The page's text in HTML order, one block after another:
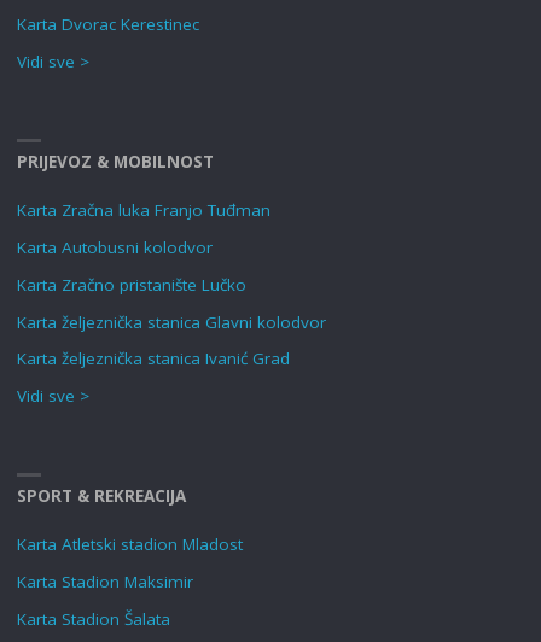
Karta Dvorac Kerestinec
Vidi sve >
PRIJEVOZ & MOBILNOST
Karta Zračna luka Franjo Tuđman
Karta Autobusni kolodvor
Karta Zračno pristanište Lučko
Karta željeznička stanica Glavni kolodvor
Karta željeznička stanica Ivanić Grad
Vidi sve >
SPORT & REKREACIJA
Karta Atletski stadion Mladost
Karta Stadion Maksimir
Karta Stadion Šalata